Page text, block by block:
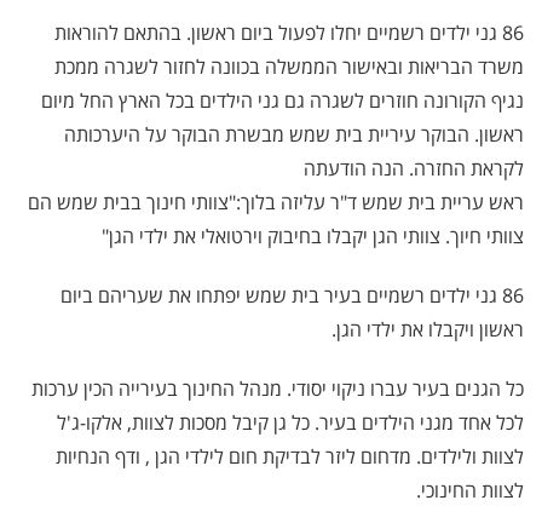
86 גני ילדים רשמיים יחלו לפעול ביום ראשון. בהתאם להוראות
משרד הבריאות ובאישור הממשלה בכוונה לחזור לשגרה ממכת
נגיף הקורונה חוזרים לשגרה גם גני הילדים בכל הארץ החל מיום
ראשון. הבוקר עיריית בית שמש מבשרת הבוקר על היערכותה
לקראת החזרה. הנה הודעתה
ראש עריית בית שמש ד"ר עליזה בלוך:"צוותי חינוך בבית שמש הם
צוותי חיוך. צוותי הגן יקבלו בחיבוק וירטואלי את ילדי הגן"
86 גני ילדים רשמיים בעיר בית שמש יפתחו את שעריהם ביום
ראשון ויקבלו את ילדי הגן.
כל הגנים בעיר עברו ניקוי יסודי. מנהל החינוך בעירייה הכין ערכות
לכל אחד מגני הילדים בעיר. כל גן קיבל מסכות לצוות, אלקו-ג'ל
לצוות ולילדים. מדחום ליזר לבדיקת חום לילדי הגן , ודף הנחיות
לצוות החינוכי.